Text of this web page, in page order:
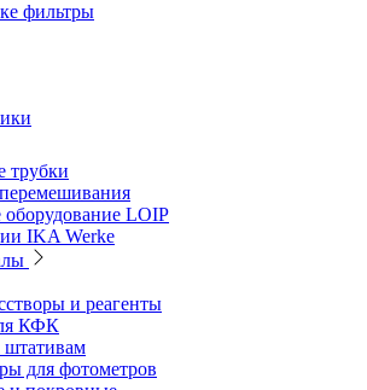
лабораторий пищевой промышленности и
трубки
LOIP
IKA Werke